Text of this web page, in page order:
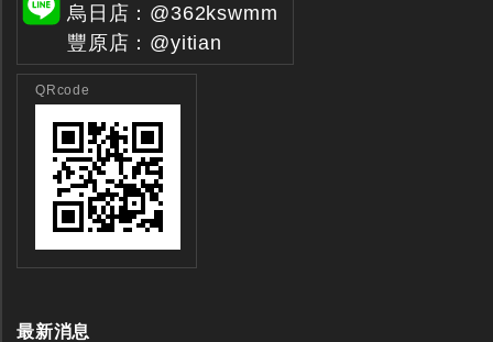
全鎢鋼銑刀
台製WEENIX四刃全鎢鋼銑刀
烏日店：@362kswmm
豐原店：@yitian
QRcode
最新消息